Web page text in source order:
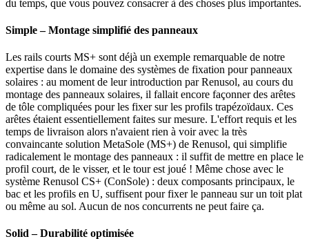
du temps, que vous pouvez consacrer à des choses plus importantes.
Simple – Montage simplifié des panneaux
Les rails courts MS+ sont déjà un exemple remarquable de notre
expertise dans le domaine des systèmes de fixation pour panneaux
solaires : au moment de leur introduction par Renusol, au cours du
montage des panneaux solaires, il fallait encore façonner des arêtes
de tôle compliquées pour les fixer sur les profils trapézoïdaux. Ces
arêtes étaient essentiellement faites sur mesure. L'effort requis et les
temps de livraison alors n'avaient rien à voir avec la très
convaincante solution MetaSole (MS+) de Renusol, qui simplifie
radicalement le montage des panneaux : il suffit de mettre en place le
profil court, de le visser, et le tour est joué ! Même chose avec le
système Renusol CS+ (ConSole) : deux composants principaux, le
bac et les profils en U, suffisent pour fixer le panneau sur un toit plat
ou même au sol. Aucun de nos concurrents ne peut faire ça.
Solid – Durabilité optimisée